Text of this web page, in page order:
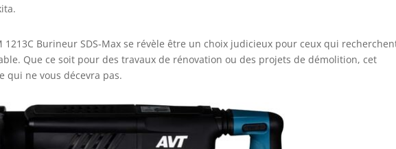
1213C Burineur SDS-Max se révèle être un choix judicieux pour ceux qui
Que ce soit pour des travaux de rénovation ou des projets de démolition, cet
qui ne vous décevra pas.